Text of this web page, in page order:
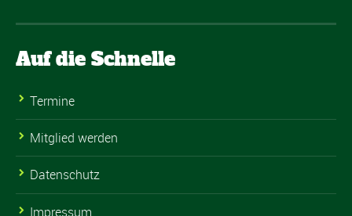
Auf die Schnelle
Termine
Mitglied werden
Datenschutz
Impressum